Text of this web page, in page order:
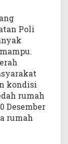
Poli
kondisi
rumah
Desember
rumah